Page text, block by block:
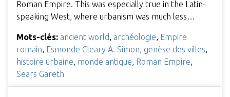
Roman Empire. This was especially true in the Latin-
speaking West, where urbanism was much less…
Mots-clés: ancient world archéologie Empire
romain Esmonde Cleary A. Simon genèse des villes
histoire urbaine monde antique Roman Empire
Sears Gareth